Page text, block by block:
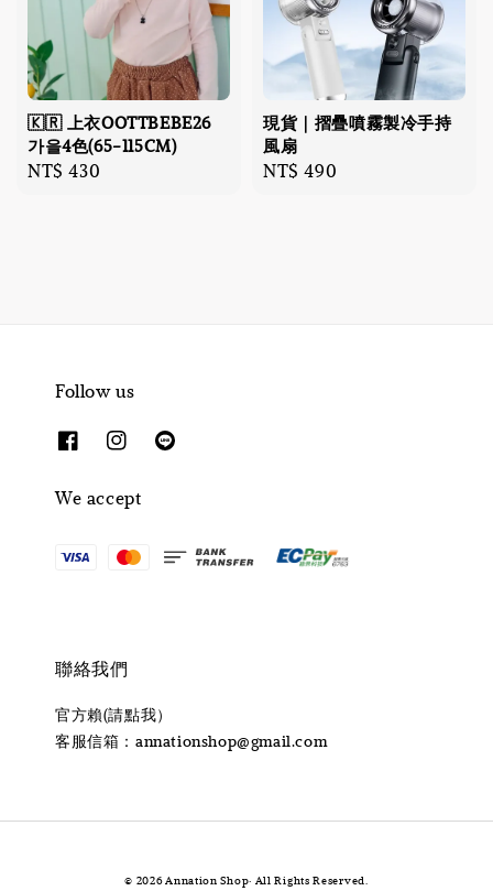
🇰🇷 上衣OOTTBEBE26
가을4色(65-115CM)
Regular
NT$ 430
現貨｜摺疊噴霧製冷手持
風扇
Regular
NT$ 490
Follow us
We accept
聯絡我們
官方賴(請點我）
客服信箱：annationshop@gmail.com
© 2026 Annation Shop· All Rights Reserved.